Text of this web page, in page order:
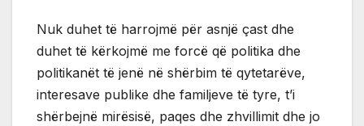
Nuk duhet të harrojmë për asnjë çast dhe
duhet të kërkojmë me forcë që politika dhe
politikanët të jenë në shërbim të qytetarëve,
interesave publike dhe familjeve të tyre, t’i
shërbejnë mirësisë, paqes dhe zhvillimit dhe jo